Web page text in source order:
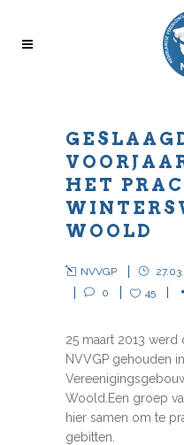
HET
WOOLD
NVVGP
0
45
25 maart 2013
NVVGP gehouden
Woold.Een groep
hier samen om te
gebitten.